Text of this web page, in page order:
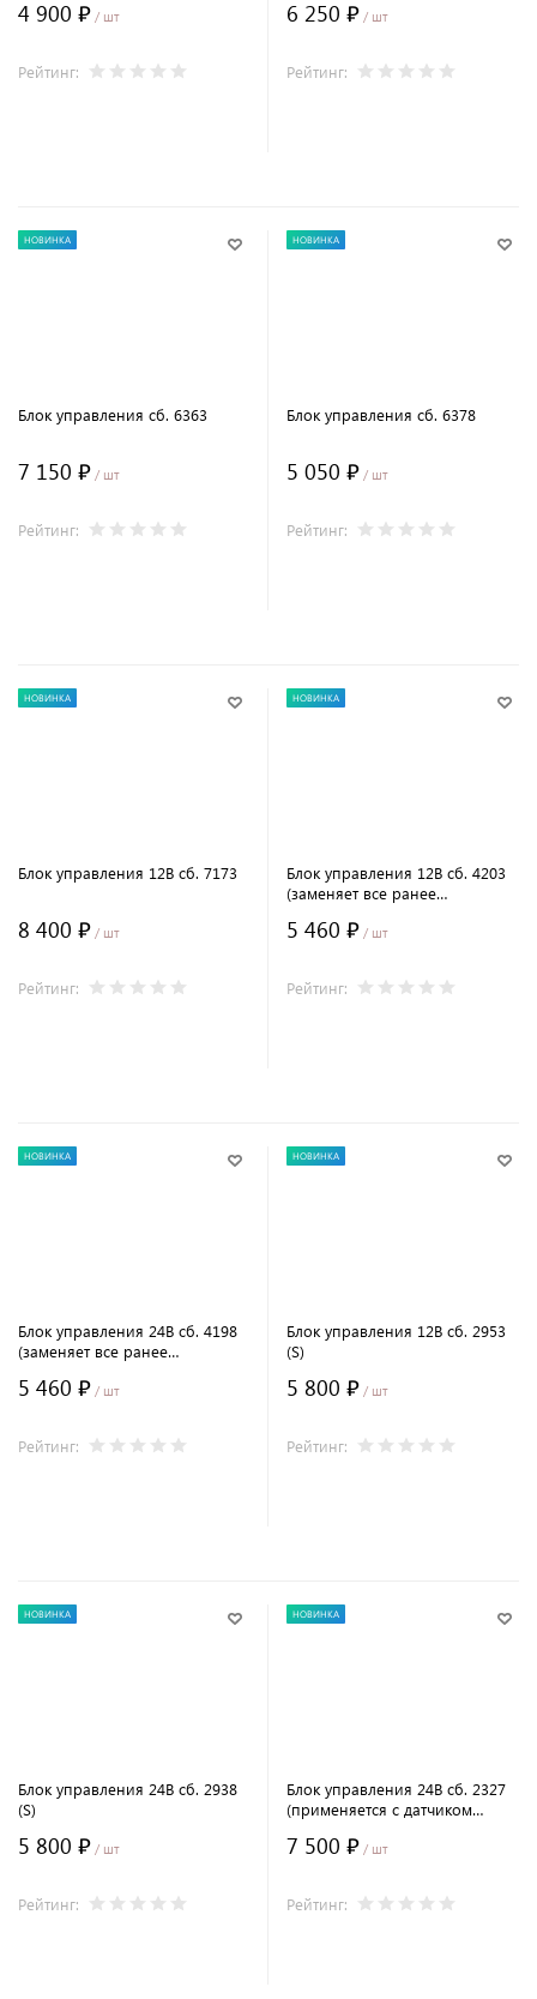
4 900 ₽ / шт
Рейтинг:
6 250 ₽ / шт
Рейтинг:
НОВИНКА
Блок управления сб. 6363
7 150 ₽ / шт
Рейтинг:
НОВИНКА
Блок управления сб. 6378
5 050 ₽ / шт
Рейтинг:
НОВИНКА
Блок управления 12В сб. 7173
8 400 ₽ / шт
Рейтинг:
НОВИНКА
Блок управления 12В сб. 4203
(заменяет все ранее
5 460 ₽ / шт
Рейтинг:
НОВИНКА
Блок управления 24В сб. 4198
(заменяет все ранее
5 460 ₽ / шт
Рейтинг:
НОВИНКА
Блок управления 12В сб. 2953
(S)
5 800 ₽ / шт
Рейтинг:
НОВИНКА
Блок управления 24В сб. 2938
(S)
5 800 ₽ / шт
Рейтинг:
НОВИНКА
Блок управления 24В сб. 2327
(применяется с датчиком
7 500 ₽ / шт
Рейтинг: